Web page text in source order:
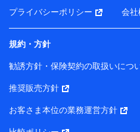
サービス・商品等に関する
ことがあります。）
各種セミナーの開催のため
コンサルティングサービスの
アンケートやキャンペーン
上記に係る案内・手続き・
所・代表者名】
プライバシーポリシー 会社
規約・方針
勧誘方針・保険契約の取扱いにつ
推奨販売方針
お客さま本位の業務運営方針